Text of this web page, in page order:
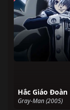
Hắc Giáo Đoàn
Gray-Man (2005)